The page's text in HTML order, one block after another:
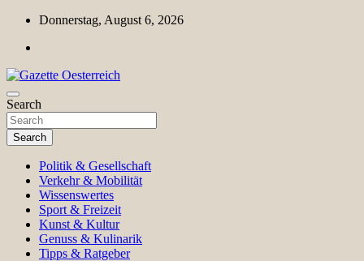
Skip
content
Donnerstag, August 6, 2026
Gazette Oesterreich
Magazin für Freizeit, Politik, Kultur & Wissenschaft
Search
Search
Politik & Gesellschaft
Verkehr & Mobilität
Wissenswertes
Sport & Freizeit
Kunst & Kultur
Genuss & Kulinarik
Tipps & Ratgeber